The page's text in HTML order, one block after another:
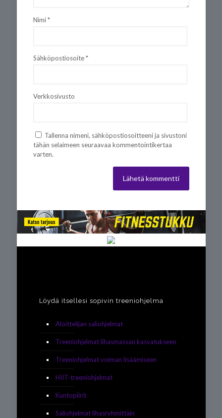
Nimi*
Sähköpostiosoite*
Verkkosivusto
Tallenna nimeni, sähköpostiosoitteeni ja sivustoni
tähän selaimeen seuraavaa kommentointikertaa
varten.
Löydä itsellesi sopivin treeniohjelma
Aloittelijan saliohjelmat
Treeniohjelmat lihasmassan kasvatukseen
Treeniohjelmat voiman lisäämiseen
HIIT-treeniohjelmat
Kuntopiirit
Saliohjelmat lihasryhmittäin